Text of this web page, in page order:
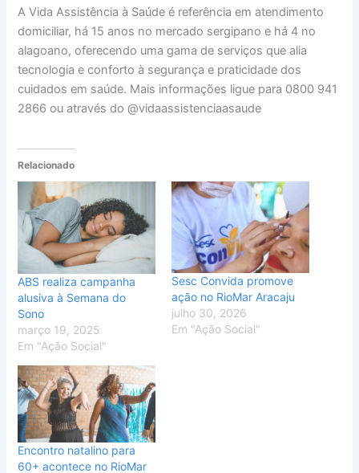
A Vida Assistência à Saúde é referência em atendimento
domiciliar, há 15 anos no mercado sergipano e há 4 no
alagoano, oferecendo uma gama de serviços que alia
tecnologia e conforto à segurança e praticidade dos
cuidados em saúde. Mais informações ligue para 0800 941
2866 ou através do @vidaassistenciaasaude
Relacionado
ABS realiza campanha
alusiva à Semana do
Sono
março 19, 2025
Em "Ação Social"
Sesc Convida promove
ação no RioMar Aracaju
julho 30, 2026
Em "Ação Social"
Encontro natalino para
60+ acontece no RioMar